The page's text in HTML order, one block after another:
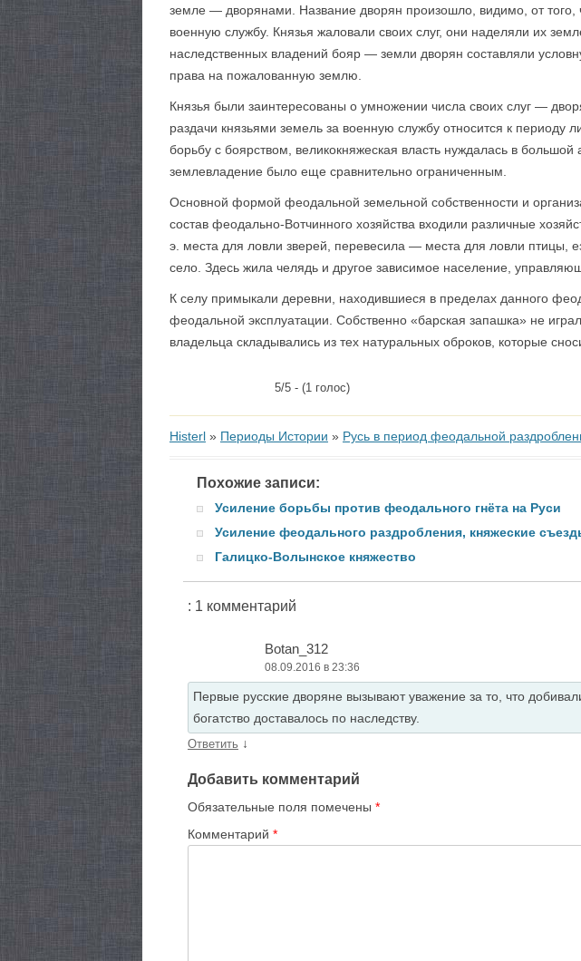
земле — дворянами. Название дворян произошло, видимо, от
военную службу. Князья жаловали своих слуг, они наделяли их
наследственных владений бояр — земли дворян составляли
права на пожалованную землю.
Князья были заинтересованы о умножении числа своих слуг —
раздачи князьями земель за военную службу относится к периоду
борьбу с боярством, великокняжеская власть нуждалась в
землевладение было еще сравнительно ограниченным.
Основной формой феодальной земельной собственности и
состав феодально-Вотчинного хозяйства входили различные
э. места для ловли зверей, перевесила — места для ловли птицы,
село. Здесь жила челядь и другое зависимое население,
К селу примыкали деревни, находившиеся в пределах данного
феодальной эксплуатации. Собственно «барская запашка» не
владельца складывались из тех натуральных оброков, которые
5/5 - (1 голос)
Histerl » Периоды Истории » Русь в период феодальной
Похожие записи:
Усиление борьбы против феодального гнёта на Руси
Усиление феодального раздробления, княжеские
Галицко-Волынское княжество
: 1 комментарий
Botan_312
08.09.2016 в 23:36
Первые русские дворяне вызывают уважение за то, что
богатство доставалось по наследству.
Ответить ↓
Добавить комментарий
Обязательные поля помечены *
Комментарий *